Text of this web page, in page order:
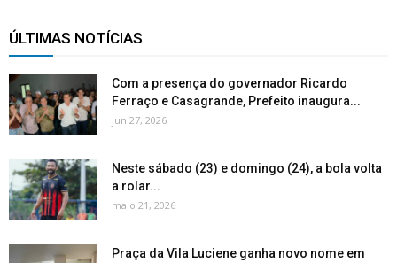
ÚLTIMAS NOTÍCIAS
Com a presença do governador Ricardo
Ferraço e Casagrande, Prefeito inaugura...
jun 27, 2026
Neste sábado (23) e domingo (24), a bola volta
a rolar...
maio 21, 2026
Praça da Vila Luciene ganha novo nome em